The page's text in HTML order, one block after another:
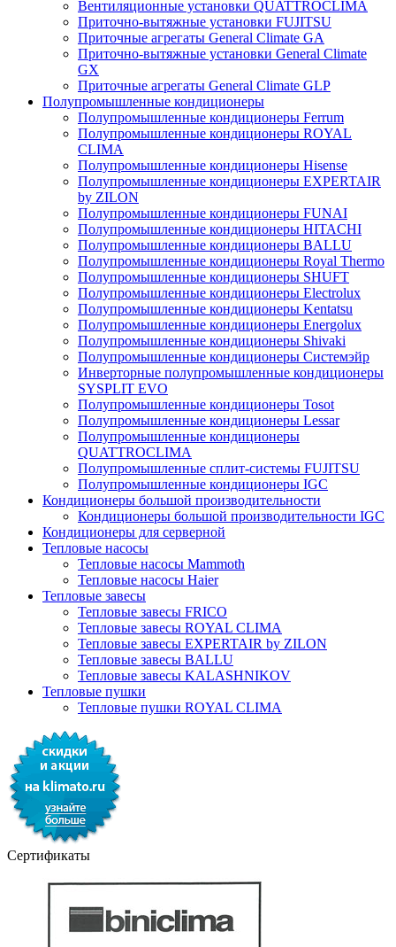
Вентиляционные установки QUATTROCLIMA
Приточно-вытяжные установки FUJITSU
Приточные агрегаты General Climate GA
Приточно-вытяжные установки General Climate
GX
Приточные агрегаты General Climate GLP
Полупромышленные кондиционеры
Полупромышленные кондиционеры Ferrum
Полупромышленные кондиционеры ROYAL
CLIMA
Полупромышленные кондиционеры Hisense
Полупромышленные кондиционеры EXPERTAIR
by ZILON
Полупромышленные кондиционеры FUNAI
Полупромышленные кондиционеры HITACHI
Полупромышленные кондиционеры BALLU
Полупромышленные кондиционеры Royal Thermo
Полупромышленные кондиционеры SHUFT
Полупромышленные кондиционеры Electrolux
Полупромышленные кондиционеры Kentatsu
Полупромышленные кондиционеры Energolux
Полупромышленные кондиционеры Shivaki
Полупромышленные кондиционеры Системэйр
Инверторные полупромышленные кондиционеры
SYSPLIT EVO
Полупромышленные кондиционеры Tosot
Полупромышленные кондиционеры Lessar
Полупромышленные кондиционеры
QUATTROCLIMA
Полупромышленные сплит-системы FUJITSU
Полупромышленные кондиционеры IGC
Кондиционеры большой производительности
Кондиционеры большой производительности IGC
Кондиционеры для серверной
Тепловые насосы
Тепловые насосы Mammoth
Тепловые насосы Haier
Тепловые завесы
Тепловые завесы FRICO
Тепловые завесы ROYAL CLIMA
Тепловые завесы EXPERTAIR by ZILON
Тепловые завесы BALLU
Тепловые завесы KALASHNIKOV
Тепловые пушки
Тепловые пушки ROYAL CLIMA
Сертификаты